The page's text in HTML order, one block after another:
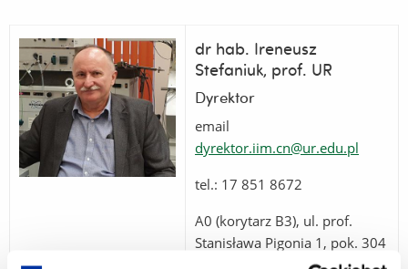
dr hab. Ireneusz
Stefaniuk, prof. UR
Dyrektor
email
dyrektor.iim.cn@ur.edu.pl
tel.: 17 851 8672
A0 (korytarz B3), ul. prof.
Stanisława Pigonia 1, pok. 304